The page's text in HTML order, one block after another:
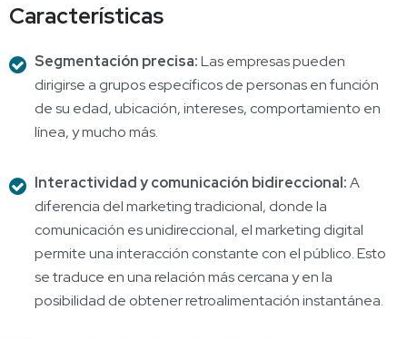
Características
Segmentación precisa:Las empresas pueden
dirigirse a grupos específicos de personas en función
de su edad, ubicación, intereses, comportamiento en
línea, y mucho más.
Interactividad y comunicación bidireccional:A
diferencia del marketing tradicional, donde la
comunicación es unidireccional, el marketing digital
permite una interacción constante con el público. Esto
se traduce en una relación más cercana y en la
posibilidad de obtener retroalimentación instantánea.